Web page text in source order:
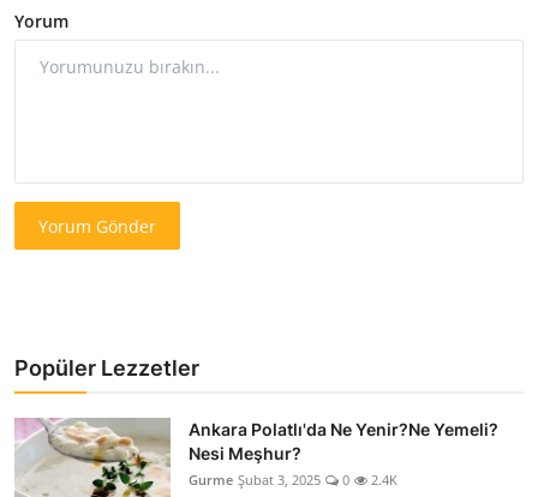
Yorum
Yorum Gönder
Popüler Lezzetler
Ankara Polatlı'da Ne Yenir?Ne Yemeli?
Nesi Meşhur?
Gurme Şubat 3, 2025 0 2.4K